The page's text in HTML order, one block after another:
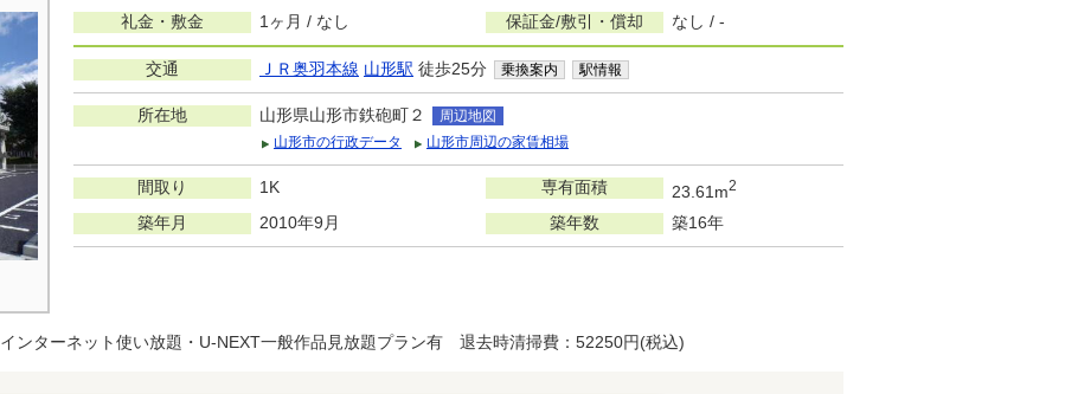
礼金・敷金
1ヶ月 / なし 保証金/敷引・償却 なし / -
交通 ＪＲ奥羽本線 山形駅 徒歩25分 乗換案内 駅情報
所在地 山形県山形市鉄砲町２
周辺地図
山形市の行政データ
山形市周辺の家賃相場
間取り 1K 専有面積 23.61m2
築年月 2010年9月 築年数 築16年
インターネット使い放題・U-NEXT一般作品見放題プラン有 退去時清掃費：52250円(税込)